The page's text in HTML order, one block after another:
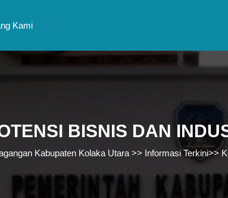
Kami
BISNIS DAN
Kabupaten Kolaka Utara>> Informasi Terkini>>